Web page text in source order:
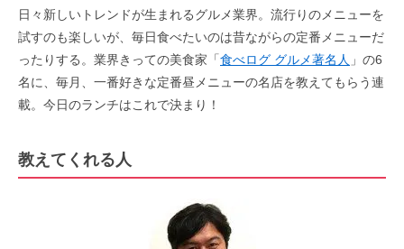
日々新しいトレンドが生まれるグルメ業界。流行りのメニューを
試すのも楽しいが、毎日食べたいのは昔ながらの定番メニューだ
ったりする。業界きっての美食家「食べログ グルメ著名人 」の6
名に、毎月、一番好きな定番昼メニューの名店を教えてもらう連
載。今日のランチはこれで決まり！
教えてくれる人